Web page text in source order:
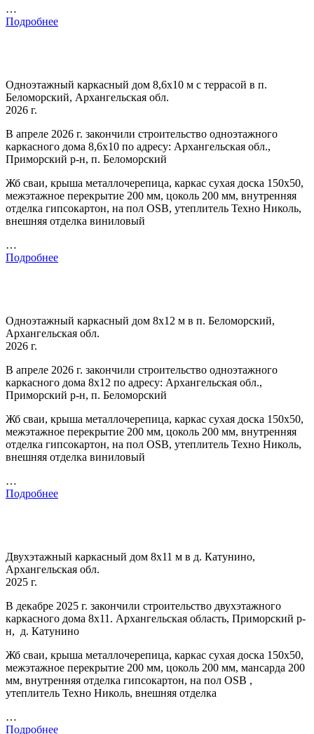
…
Подробнее
Одноэтажный каркасный дом 8,6х10 м с террасой в п.
Беломорский, Архангельская обл.
2026 г.
В апреле 2026 г. закончили строительство одноэтажного
каркасного дома 8,6х10 по адресу: Архангельская обл.,
Приморский р-н, п. Беломорский
Жб сваи, крыша металлочерепица, каркас сухая доска 150х50,
межэтажное перекрытие 200 мм, цоколь 200 мм, внутренняя
отделка гипсокартон, на пол OSB, утеплитель Техно Николь,
внешняя отделка виниловый
…
Подробнее
Одноэтажный каркасный дом 8х12 м в п. Беломорский,
Архангельская обл.
2026 г.
В апреле 2026 г. закончили строительство одноэтажного
каркасного дома 8х12 по адресу: Архангельская обл.,
Приморский р-н, п. Беломорский
Жб сваи, крыша металлочерепица, каркас сухая доска 150х50,
межэтажное перекрытие 200 мм, цоколь 200 мм, внутренняя
отделка гипсокартон, на пол OSB, утеплитель Техно Николь,
внешняя отделка виниловый
…
Подробнее
Двухэтажный каркасный дом 8х11 м в д. Катунино,
Архангельская обл.
2025 г.
В декабре 2025 г. закончили строительство двухэтажного
каркасного дома 8х11. Архангельская область, Приморский р-
н, д. Катунино
Жб сваи, крыша металлочерепица, каркас сухая доска 150х50,
межэтажное перекрытие 200 мм, цоколь 200 мм, мансарда 200
мм, внутренняя отделка гипсокартон, на пол OSB ,
утеплитель Техно Николь, внешняя отделка
…
Подробнее